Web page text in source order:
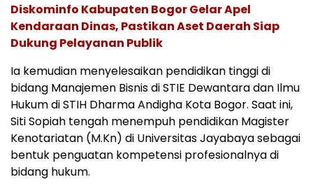
Diskominfo Kabupaten Bogor Gelar Apel
Kendaraan Dinas, Pastikan Aset Daerah Siap
Dukung Pelayanan Publik
Ia kemudian menyelesaikan pendidikan tinggi di
bidang Manajemen Bisnis di STIE Dewantara dan Ilmu
Hukum di STIH Dharma Andigha Kota Bogor. Saat ini,
Siti Sopiah tengah menempuh pendidikan Magister
Kenotariatan (M.Kn) di Universitas Jayabaya sebagai
bentuk penguatan kompetensi profesionalnya di
bidang hukum.